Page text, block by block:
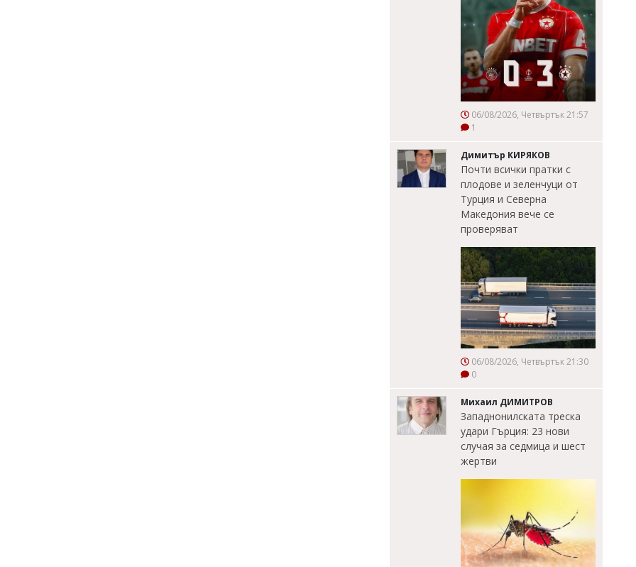
06/08/2026, Четвъртък 21:57
1
Димитър КИРЯКОВ
Почти всички пратки с
плодове и зеленчуци от
Турция и Северна
Македония вече се
проверяват
06/08/2026, Четвъртък 21:30
0
Михаил ДИМИТРОВ
Западнонилската треска
удари Гърция: 23 нови
случая за седмица и шест
жертви